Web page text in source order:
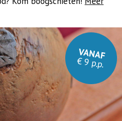
VANAF
€ 9 p.p.